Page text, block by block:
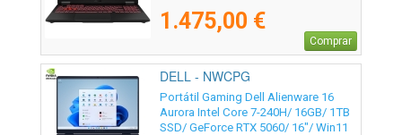
1.475,00 €
Comprar
DELL - NWCPG
Portátil Gaming Dell Alienware 16
Aurora Intel Core 7-240H/ 16GB/ 1TB
SSD/ GeForce RTX 5060/ 16"/ Win11